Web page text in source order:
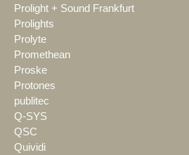
Prolight + Sound Frankfurt
Prolights
Prolyte
Promethean
Proske
Protones
publitec
Q-SYS
QSC
Quividi